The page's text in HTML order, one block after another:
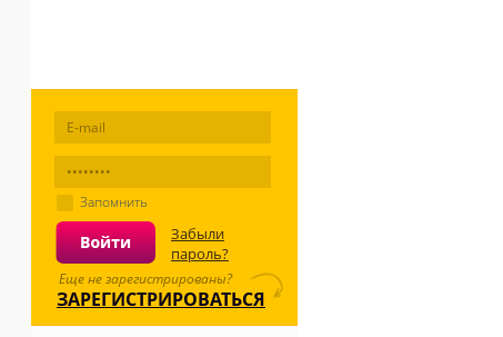
Запомнить
Забыли
пароль?
Еще не зарегистрированы?
ЗАРЕГИСТРИРОВАТЬСЯ